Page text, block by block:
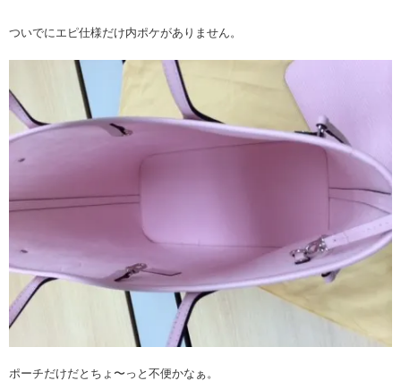
ついでにエピ仕様だけ内ポケがありません。
ポーチだけだとちょ〜っと不便かなぁ。